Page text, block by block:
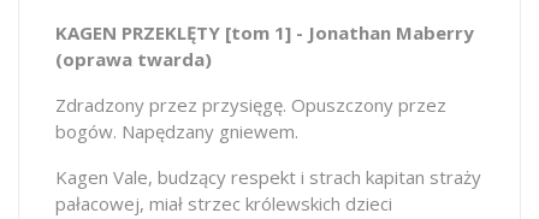
KAGEN PRZEKLĘTY [tom 1] - Jonathan Maberry
(oprawa twarda)
Zdradzony przez przysięgę. Opuszczony przez
bogów. Napędzany gniewem.
Kagen Vale, budzący respekt i strach kapitan straży
pałacowej, miał strzec królewskich dzieci